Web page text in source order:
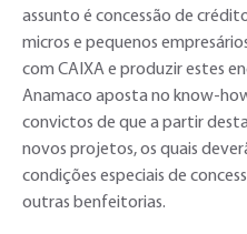
assunto é concessão de
micros e pequenos
com CAIXA e produzir estes
Anamaco aposta no know-
convictos de que a partir
novos projetos, os quais
condições especiais de
outras benfeitorias.